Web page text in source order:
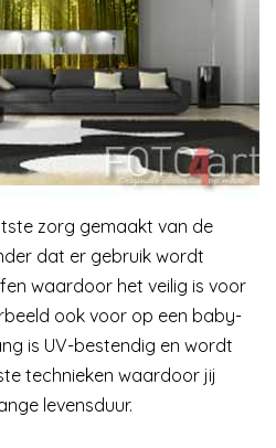
zorg gemaakt van de
dat er gebruik wordt
waardoor het veilig is voor
ook voor op een baby-
is UV-bestendig en wordt
technieken waardoor jij
levensduur.